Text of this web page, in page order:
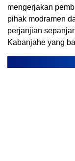
mengerjakan
pihak modramen
perjanjian
Kabanjahe yang